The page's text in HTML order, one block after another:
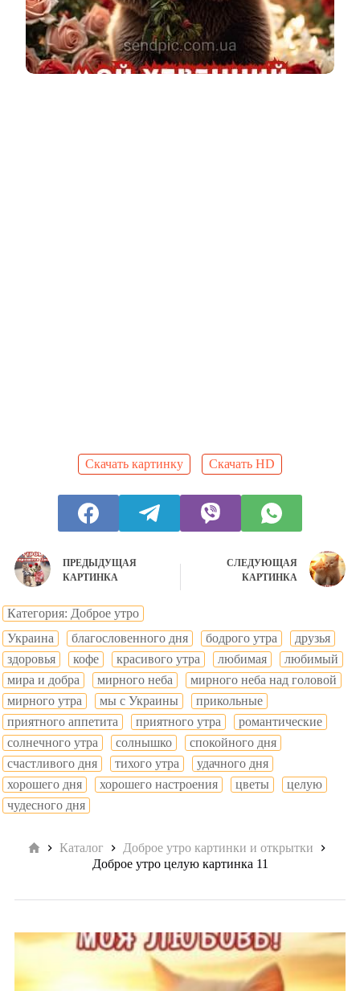
Скачать картинку Скачать HD
ПРЕДЫДУЩАЯ
КАРТИНКА
СЛЕДУЮЩАЯ
КАРТИНКА
Категория: Доброе утро
Украина
благословенного дня бодрого утра
друзья
здоровья
кофе красивого утра любимая
любимый
мира и добра
мирного неба
мирного неба над головой
мирного утра
мы с Украины
прикольные
приятного аппетита
приятного утра
романтические
солнечного утра
солнышко
спокойного дня
счастливого дня
тихого утра
удачного дня
хорошего дня
хорошего настроения цветы
целую
чудесного дня
ГлавнаяКаталог
Доброе утро картинки и открытки
Доброе утро целую картинка 11